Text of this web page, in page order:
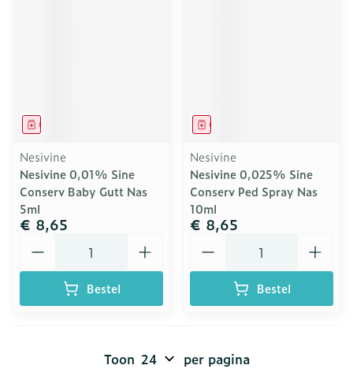
Geneesmiddel
Nesivine
Nesivine 0,01% Sine
Conserv Baby Gutt Nas
5ml
€ 8,65
Bestel
Geneesmiddel
Nesivine
Nesivine 0,025% Sine
Conserv Ped Spray Nas
10ml
€ 8,65
Bestel
Toon per pagina